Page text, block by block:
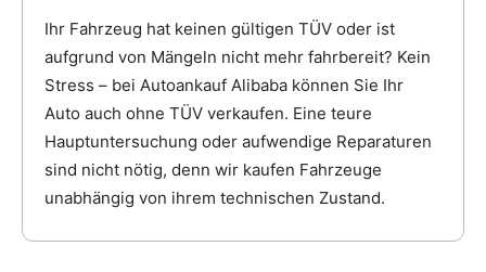
Ihr Fahrzeug hat keinen gültigen TÜV oder ist
aufgrund von Mängeln nicht mehr fahrbereit? Kein
Stress – bei Autoankauf Alibaba können Sie Ihr
Auto auch ohne TÜV verkaufen. Eine teure
Hauptuntersuchung oder aufwendige Reparaturen
sind nicht nötig, denn wir kaufen Fahrzeuge
unabhängig von ihrem technischen Zustand.